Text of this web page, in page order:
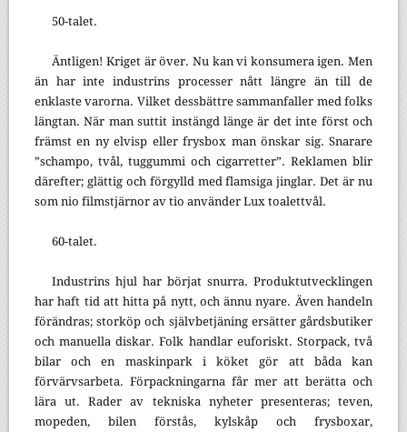
50-talet.
Äntligen! Kriget är över. Nu kan vi konsumera igen. Men
än har inte industrins processer nått längre än till de
enklaste varorna. Vilket dessbättre sammanfaller med folks
längtan. När man suttit instängd länge är det inte först och
främst en ny elvisp eller frysbox man önskar sig. Snarare
”schampo, tvål, tuggummi och cigarretter”. Reklamen blir
därefter; glättig och förgylld med flamsiga jinglar. Det är nu
som nio filmstjärnor av tio använder Lux toalettvål.
60-talet.
Industrins hjul har börjat snurra. Produktutvecklingen
har haft tid att hitta på nytt, och ännu nyare. Även handeln
förändras; storköp och självbetjäning ersätter gårdsbutiker
och manuella diskar. Folk handlar euforiskt. Storpack, två
bilar och en maskinpark i köket gör att båda kan
förvärvsarbeta. Förpackningarna får mer att berätta och
lära ut. Rader av tekniska nyheter presenteras; teven,
mopeden, bilen förstås, kylskåp och frysboxar,